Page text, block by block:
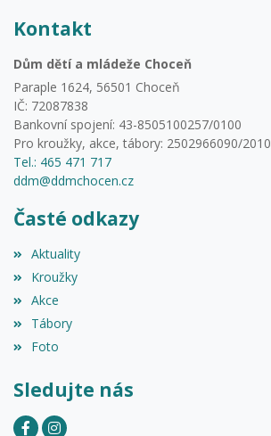
Kontakt
Dům dětí a mládeže Choceň
Paraple 1624, 56501 Choceň
IČ: 72087838
Bankovní spojení: 43-8505100257/0100
Pro kroužky, akce, tábory: 2502966090/2010
Tel.: 465 471 717
ddm@ddmchocen.cz
Časté odkazy
Aktuality
Kroužky
Akce
Tábory
Foto
Sledujte nás